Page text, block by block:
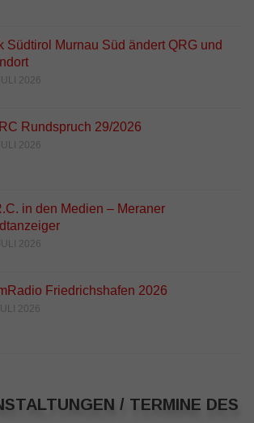
Südtirol Murnau Süd ändert QRG und
2026
Rundspruch 29/2026
2026
in den Medien – Meraner
2026
Friedrichshafen 2026
2026
/ TERMINE DES